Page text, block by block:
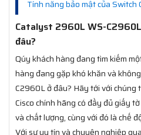
Tính năng bảo mật của
Catalyst 2960L WS-
đâu?
Qúy khách hàng đang tìm kiếm
hàng đang gặp khó khăn và
C2960L ở đâu? Hãy tới với chúng
Cisco chính hãng có đầy đủ giấy
và chất lượng, cùng với đó là chế
Với sự uy tín và chuyên nghiệp